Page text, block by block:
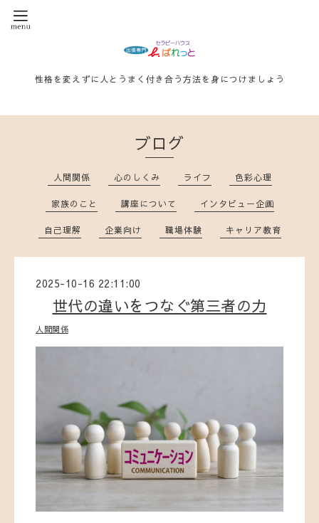
性格を変えずに人とうまく付き合う方法を身につけましょう
ブログ
人間関係 心のしくみ ライフ 色彩心理
家族のこと 講座について インタビュー企画
自己理解 企業向け 職場体験 キャリア教育
2025-10-16 22:11:00
世代の違いをつなぐ第三者の力
人間関係